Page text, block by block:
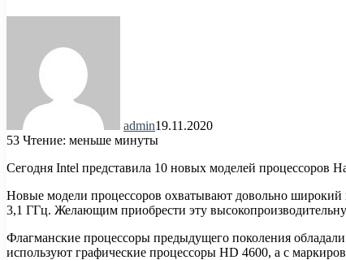
admin19.11.2020
53 Чтение: меньше минуты
Сегодня Intel представила 10 новых моделей процессоров
Новые модели процессоров охватывают довольно
3,1 ГГц. Желающим приобрести эту
Флагманские процессоры предыдущего поколения
используют графические процессоры HD 4600, а с